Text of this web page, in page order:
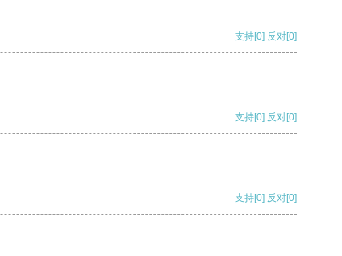
支持[0] 反对[0]
支持[0] 反对[0]
支持[0] 反对[0]